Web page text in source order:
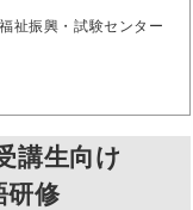
祉振興・試験センター
講生向け
研修